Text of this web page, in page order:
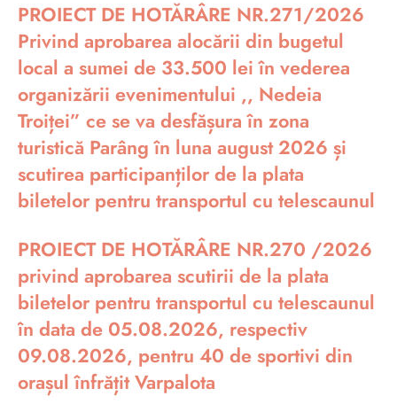
PROIECT DE HOTĂRÂRE NR.271/2026
Privind aprobarea alocării din bugetul
local a sumei de 33.500 lei în vederea
organizării evenimentului ,, Nedeia
Troiței” ce se va desfășura în zona
turistică Parâng în luna august 2026 și
scutirea participanților de la plata
biletelor pentru transportul cu telescaunul
PROIECT DE HOTĂRÂRE NR.270 /2026
privind aprobarea scutirii de la plata
biletelor pentru transportul cu telescaunul
în data de 05.08.2026, respectiv
09.08.2026, pentru 40 de sportivi din
orașul înfrățit Varpalota